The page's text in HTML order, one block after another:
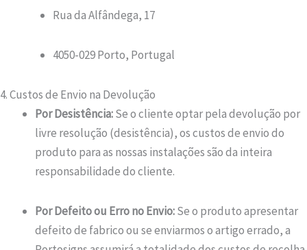
Rua da Alfândega, 17
4050-029 Porto, Portugal
4. Custos de Envio na Devolução
Por Desistência:Se o cliente optar pela devolução por
livre resolução (desistência), os custos de envio do
produto para as nossas instalações são da inteira
responsabilidade do cliente.
Por Defeito ou Erro no Envio:Se o produto apresentar
defeito de fabrico ou se enviarmos o artigo errado, a